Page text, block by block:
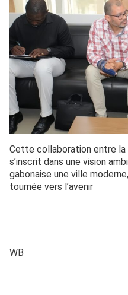
Cette collaboration entre la
s’inscrit dans une vision
gabonaise une ville
tournée vers l’avenir
WB